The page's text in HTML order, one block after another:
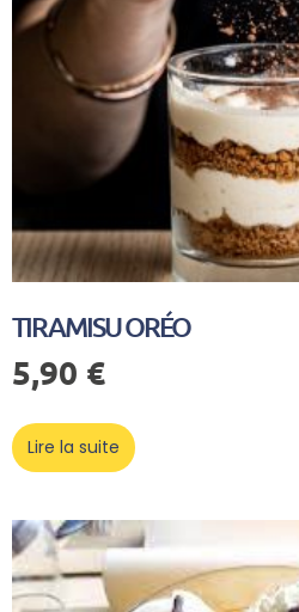
TIRAMISU ORÉO
5,90 €
Lire la suite